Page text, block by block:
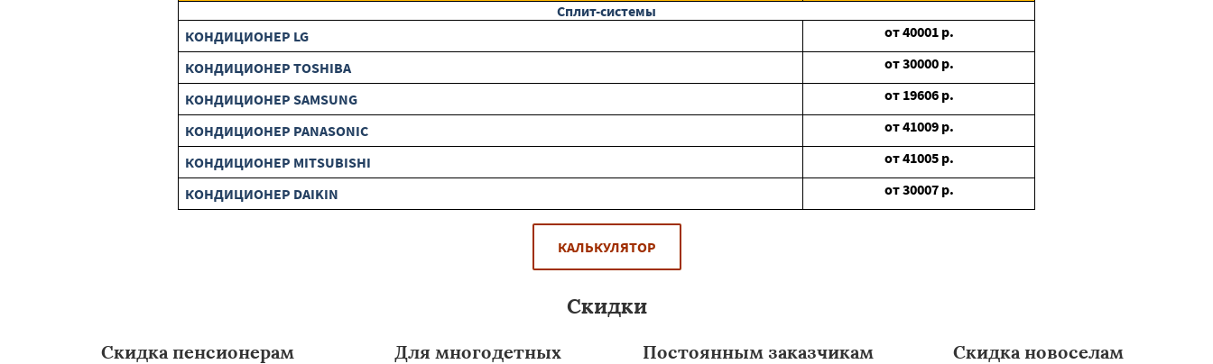
Сплит-системы
КОНДИЦИОНЕР LG
от40001 р.
КОНДИЦИОНЕР TOSHIBA
от30000 р.
КОНДИЦИОНЕР SAMSUNG
от 19606 р.
КОНДИЦИОНЕР PANASONIC
от41009 р.
КОНДИЦИОНЕР MITSUBISHI
от41005 р.
КОНДИЦИОНЕР DAIKIN
от30007 р.
КАЛЬКУЛЯТОР
Скидки
Скидка пенсионерам Для многодетных Постоянным заказчикам Скидка новоселам